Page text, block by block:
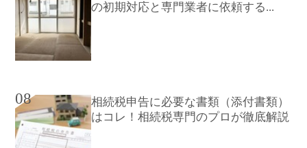
の初期対応と専門業者に依頼する...
08
相続税申告に必要な書類（添付書類）
はコレ！相続税専門のプロが徹底解説